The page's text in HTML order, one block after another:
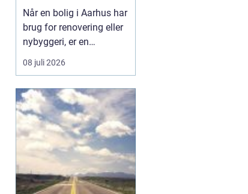
Når en bolig i Aarhus har
brug for renovering eller
nybyggeri, er en
kompetent tømrer
uundværlig. Aarhus'
kræver erfarne fagfolk,
der kan håndtere alt fra
tagkonstruktioner til
specialiserede tr&ael...
08 juli 2026